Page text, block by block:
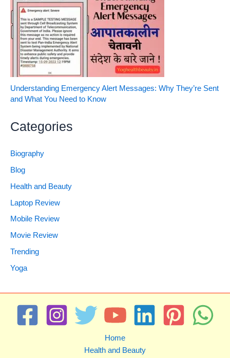
Understanding Emergency Alert Messages: Why They’re Sent
and What You Need to Know
Categories
Biography
Blog
Health and Beauty
Laptop Review
Mobile Review
Movie Review
Trending
Yoga
Home
Health and Beauty